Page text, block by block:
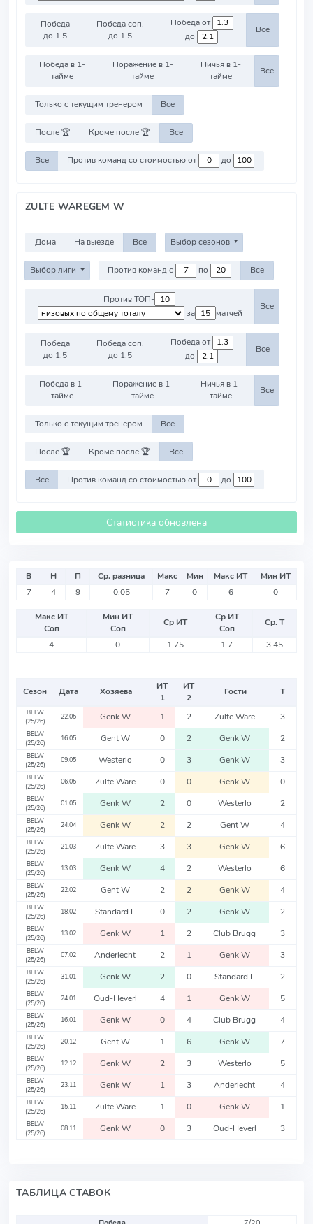
Победа
до 1.5
Победа соп.
до 1.5
Победа от
до
Все
Победа в 1-
тайме
Поражение в 1-
тайме
Ничья в 1-
тайме
Все
Только с текущим тренером Все
После 🏆 Кроме после 🏆 Все
Все Против команд со стоимостью от до
ZULTE WAREGEM W
Дома На выезде Все Выбор сезонов
Выбор лиги Против команд с по Все
Против ТОП-
за
матчей
Все
Победа
до 1.5
Победа соп.
до 1.5
Победа от
до
Все
Победа в 1-
тайме
Поражение в 1-
тайме
Ничья в 1-
тайме
Все
Только с текущим тренером Все
После 🏆 Кроме после 🏆 Все
Все Против команд со стоимостью от до
Статистика обновлена
В Н П Ср. разница Макс Мин Макс ИТ
Мин ИТ
7
4 9 0.05 7 0 6 0
Макс ИТ
Соп
Мин ИТ
Соп
Ср ИТ
Ср ИТ
Соп
Ср. Т
4
0 1.75 1.7 3.45
Сезон Дата Хозяева
ИТ
1
ИТ
2
Гости Т
BELW
(25/26)
22.05 Genk W 1 2 Zulte Ware 3
BELW
(25/26)
16.05 Gent W 0 2 Genk W 2
BELW
(25/26)
09.05 Westerlo 0 3 Genk W 3
BELW
(25/26)
06.05 Zulte Ware 0 0 Genk W 0
BELW
(25/26)
01.05 Genk W 2 0 Westerlo 2
BELW
(25/26)
24.04 Genk W 2 2 Gent W 4
BELW
(25/26)
21.03 Zulte Ware 3 3 Genk W 6
BELW
(25/26)
13.03 Genk W 4 2 Westerlo 6
BELW
(25/26)
22.02 Gent W 2 2 Genk W 4
BELW
(25/26)
18.02 Standard L 0 2 Genk W 2
BELW
(25/26)
13.02 Genk W 1 2 Club Brugg 3
BELW
(25/26)
07.02 Anderlecht 2 1 Genk W 3
BELW
(25/26)
31.01 Genk W 2 0 Standard L 2
BELW
(25/26)
24.01 Oud-Heverl 4 1 Genk W 5
BELW
(25/26)
16.01 Genk W 0 4 Club Brugg 4
BELW
(25/26)
20.12 Gent W 1 6 Genk W 7
BELW
(25/26)
12.12 Genk W 2 3 Westerlo 5
BELW
(25/26)
23.11 Genk W 1 3 Anderlecht 4
BELW
(25/26)
15.11 Zulte Ware 1 0 Genk W 1
BELW
(25/26)
08.11 Genk W 0 3 Oud-Heverl 3
ТАБЛИЦА СТАВОК